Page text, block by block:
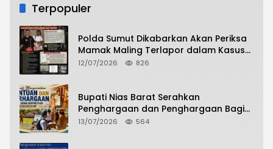
Terpopuler
Polda Sumut Dikabarkan Akan Periksa
Mamak Maling Terlapor dalam Kasus
Dugaan Penipuan Bermodus Surat
12/07/2026 826
Bupati Nias Barat Serahkan
Penghargaan dan Penghargaan Bagi
Siswa Berprestasi Pada Pembukaan TA
13/07/2026 564